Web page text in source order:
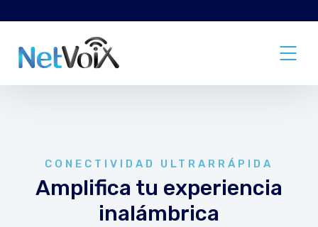
CONECTIVIDAD ULTRARRÁPIDA
Amplifica tu experiencia
inalámbrica